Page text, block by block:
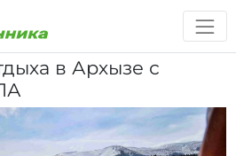
в Архызе с